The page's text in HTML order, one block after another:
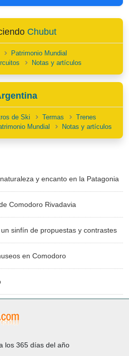
Chubut
Patrimonio Mundial
Notas y artículos
de Ski Termas
Trenes
Mundial Notas y artículos
y encanto en la Patagonia
Comodoro Rivadavia
sinfín de propuestas y contrastes
en Comodoro
los 365 días del año